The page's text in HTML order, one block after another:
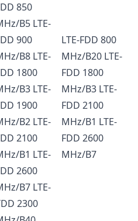
850
B5 LTE-
900
B8 LTE-
1800
B3 LTE-
1900
B2 LTE-
2100
B1 LTE-
2600
B7 LTE-
2300
LTE-FDD 800
MHz/B20 LTE-
FDD 1800
MHz/B3 LTE-
FDD 2100
MHz/B1 LTE-
FDD 2600
MHz/B7